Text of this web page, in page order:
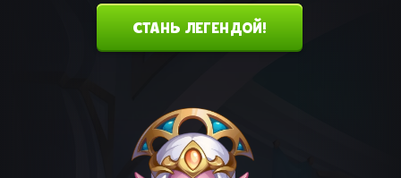
ИСТОРИЯ АРАХНЫСТАНЬ ЛЕГЕНДОЙ!